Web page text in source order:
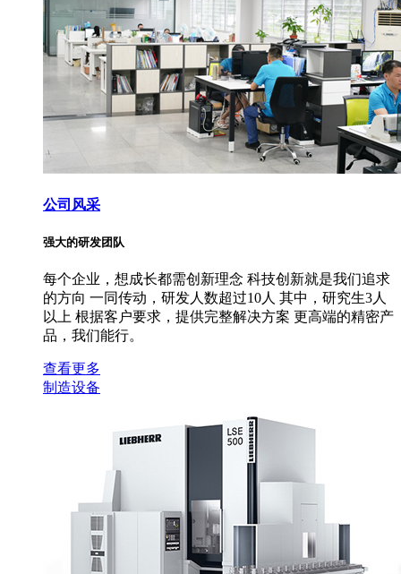
公司风采
强大的研发团队
每个企业，想成长都需创新理念 科技创新就是我们追求
的方向 一同传动，研发人数超过10人 其中，研究生3人
以上 根据客户要求，提供完整解决方案 更高端的精密产
品，我们能行。
查看更多
制造设备